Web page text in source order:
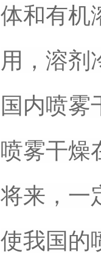
体和有机
用，溶剂
国内喷雾
喷雾干燥
将来，一
使我国的